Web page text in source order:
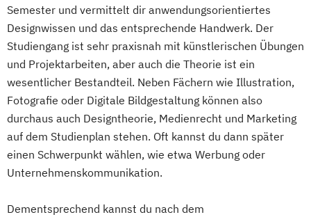
Semester und vermittelt dir anwendungsorientiertes
Designwissen und das entsprechende Handwerk. Der
Studiengang ist sehr praxisnah mit künstlerischen Übungen
und Projektarbeiten, aber auch die Theorie ist ein
wesentlicher Bestandteil. Neben Fächern wie Illustration,
Fotografie oder Digitale Bildgestaltung können also
durchaus auch Designtheorie, Medienrecht und Marketing
auf dem Studienplan stehen. Oft kannst du dann später
einen Schwerpunkt wählen, wie etwa Werbung oder
Unternehmenskommunikation.
Dementsprechend kannst du nach dem